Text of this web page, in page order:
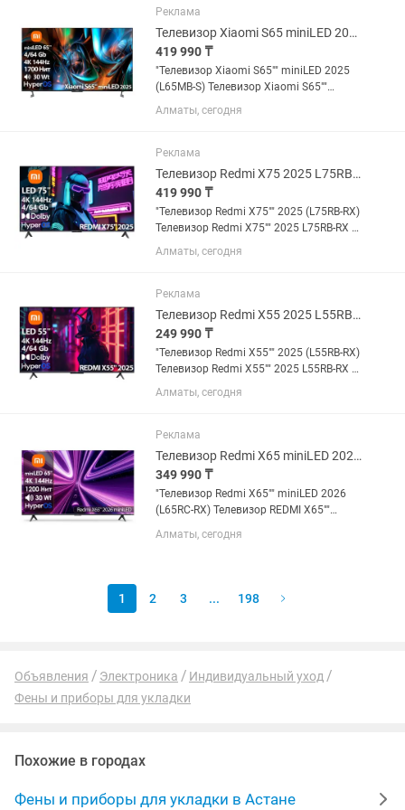
подсветку miniLED на 5200Нит...
Реклама
Телевизор Xiaomi S65 miniLED 2025 L65MB-S [165см, 4K/144Hz, Mini LED]
419 990 ₸
"Телевизор Xiaomi S65"" miniLED 2025
(L65MB-S) Телевизор Xiaomi S65""
miniLED 2025 L65MB-S обладает
отличной яркостью 1700 Нет
в сочетании с 532 зонами подсветки...
Алматы, сегодня
Реклама
Телевизор Redmi X75 2025 L75RB-RX [191см, 4K/144Hz, Direct LED 450Нит]
419 990 ₸
"Телевизор Redmi X75"" 2025 (L75RB-RX)
Телевизор Redmi X75"" 2025 L75RB-RX –
доступный вариант для тех, кто ищет
качественное устройство и для
обладает...
Алматы, сегодня
Реклама
Телевизор Redmi X55 2025 L55RB-RX [140см, 4K/144Hz, Direct LED 450Нит]
249 990 ₸
"Телевизор Redmi X55"" 2025 (L55RB-RX)
Телевизор Redmi X55"" 2025 L55RB-RX –
доступный вариант для тех, кто ищет
качественное устройство и для
обладает...
Алматы, сегодня
Реклама
Телевизор Redmi X65 miniLED 2026 L65RC-RX [165см, 4K/144Hz, Mini LED]
349 990 ₸
"Телевизор Redmi X65"" miniLED 2026
(L65RC-RX) Телевизор REDMI X65""
экраном с 384 зонами локального
Алматы, сегодня
1 2 3 ... 198
Объявления Электроника
Индивидуальный уход
Фены и приборы для укладки
Похожие в городах
Фены и приборы для укладки в Астане